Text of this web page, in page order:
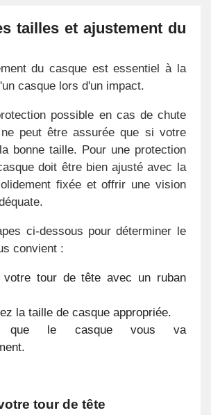
tailles et ajustement du
du casque est essentiel à la
casque lors d'un impact.
possible en cas de chute
peut être assurée que si votre
bonne taille. Pour une protection
doit être bien ajusté avec la
fixée et offrir une vision
ci-dessous pour déterminer le
convient :
votre tour de tête avec un ruban
la taille de casque appropriée.
que le casque vous va
tour de tête